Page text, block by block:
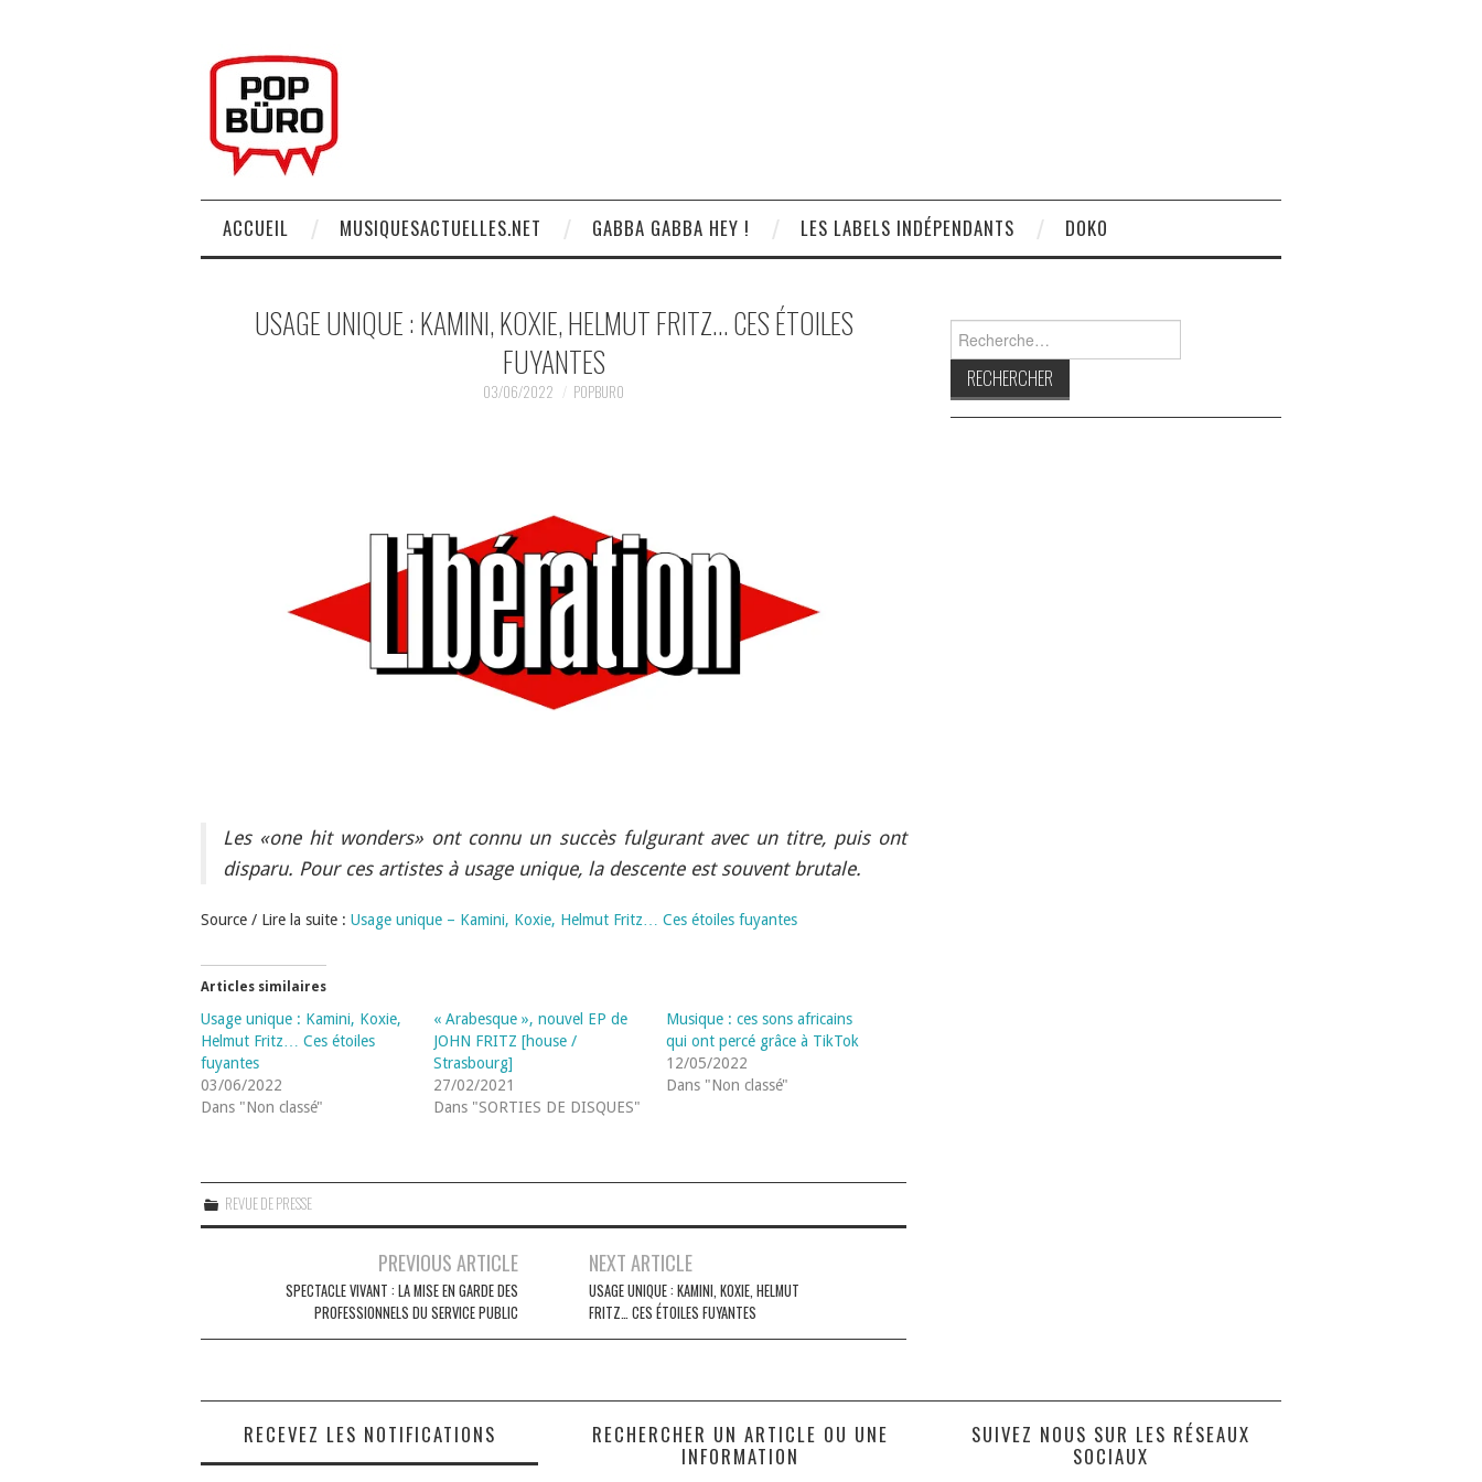
ACCUEIL MUSIQUESACTUELLES.NET GABBA GABBA HEY ! LES LABELS INDÉPENDANTS DOKO
USAGE UNIQUE : KAMINI, KOXIE, HELMUT FRITZ… CES ÉTOILES
FUYANTES
03/06/2022 POPBURO
Les «one hit wonders» ont connu un succès fulgurant avec un titre, puis ont
disparu. Pour ces artistes à usage unique, la descente est souvent brutale.
Source / Lire la suite : Usage unique – Kamini, Koxie, Helmut Fritz… Ces étoiles fuyantes
Articles similaires
Usage unique : Kamini, Koxie,
Helmut Fritz… Ces étoiles
fuyantes
03/06/2022
Dans "Non classé"
« Arabesque », nouvel EP de
JOHN FRITZ [house /
Strasbourg]
27/02/2021
Dans "SORTIES DE DISQUES"
Musique : ces sons africains
qui ont percé grâce à TikTok
12/05/2022
Dans "Non classé"
REVUE DE PRESSE
PREVIOUS ARTICLE
SPECTACLE VIVANT : LA MISE EN GARDE DES
PROFESSIONNELS DU SERVICE PUBLIC
NEXT ARTICLE
USAGE UNIQUE : KAMINI, KOXIE, HELMUT
FRITZ… CES ÉTOILES FUYANTES
RECEVEZ LES NOTIFICATIONS
RECHERCHER UN ARTICLE OU UNE
INFORMATION
SUIVEZ NOUS SUR LES RÉSEAUX
SOCIAUX